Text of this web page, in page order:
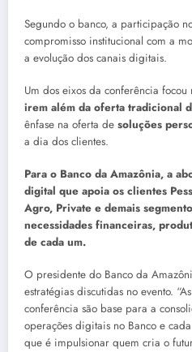
Segundo o banco, a participação
compromisso institucional com a
a evolução dos canais digitais.
Um dos eixos da conferência focou
irem além da oferta tradicional
ênfase na oferta de soluções
a dia dos clientes.
Para o Banco da Amazônia, a
digital que apoia os clientes
Agro, Private e demais
necessidades financeiras,
de cada um.
O presidente do Banco da
estratégias discutidas no evento.
conferência são base para a
operações digitais no Banco e
que é impulsionar quem cria o